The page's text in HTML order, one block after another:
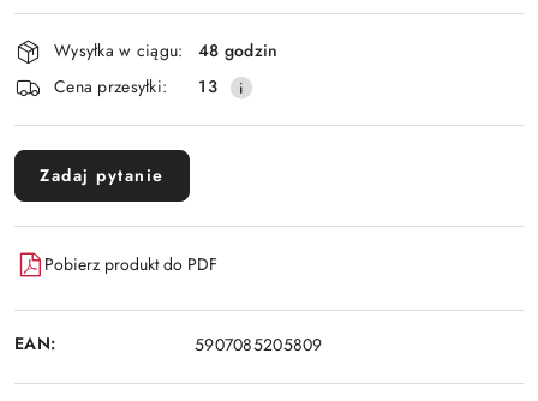
Dostępność
i
dostawa
Wysyłka w ciągu:
48 godzin
Cena przesyłki:
13
Zadaj pytanie
Pobierz produkt do PDF
EAN: 5907085205809